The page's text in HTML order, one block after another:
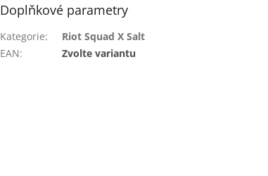
Doplňkové parametry
Kategorie:
Riot Squad X Salt
EAN: Zvolte variantu